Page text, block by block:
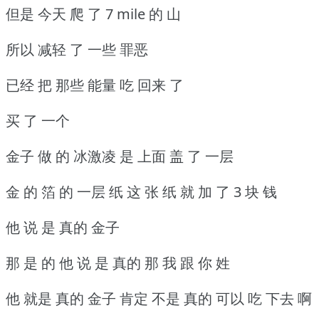
但是 今天 爬 了 7 mile 的 山
所以 减轻 了 一些 罪恶
已经 把 那些 能量 吃 回来 了
买 了 一个
金子 做 的 冰激凌 是 上面 盖 了 一层
金 的 箔 的 一层 纸 这 张 纸 就 加 了 3 块 钱
他 说 是 真的 金子
那 是 的 他 说 是 真的 那 我 跟 你 姓
他 就是 真的 金子 肯定 不是 真的 可以 吃 下去 啊